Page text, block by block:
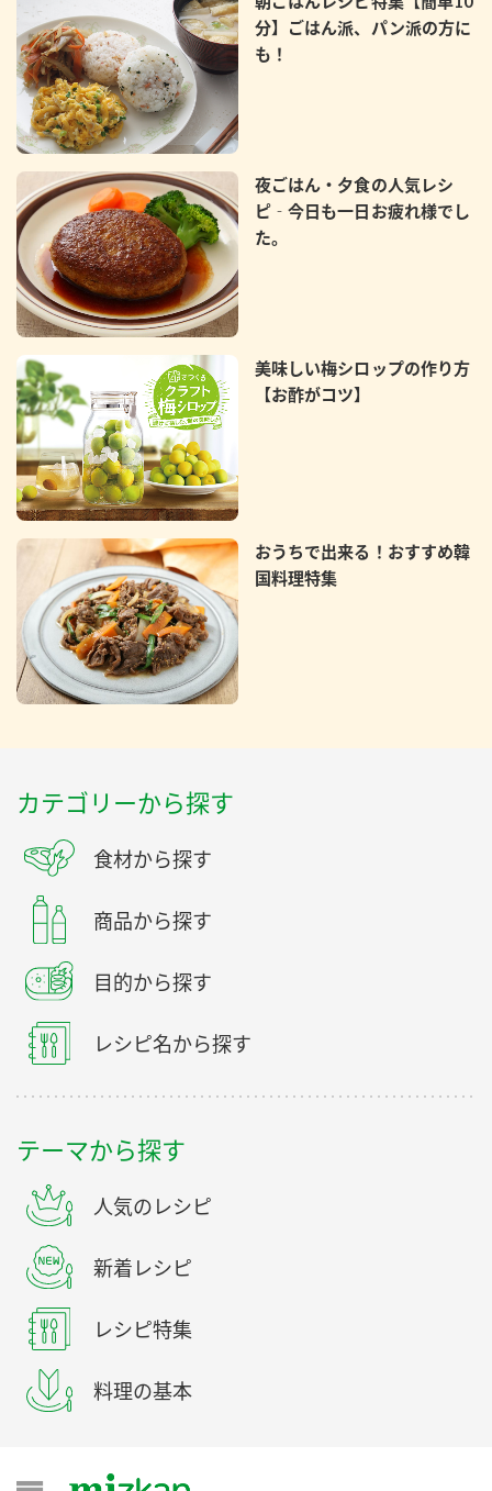
分】ごはん派、パン派の方に
も！
夜ごはん・夕食の人気レシ
ピ‐今日も一日お疲れ様でし
た。
美味しい梅シロップの作り方
【お酢がコツ】
おうちで出来る！おすすめ韓
国料理特集
カテゴリーから探す
食材から探す
商品から探す
目的から探す
レシピ名から探す
テーマから探す
人気のレシピ
新着レシピ
レシピ特集
料理の基本